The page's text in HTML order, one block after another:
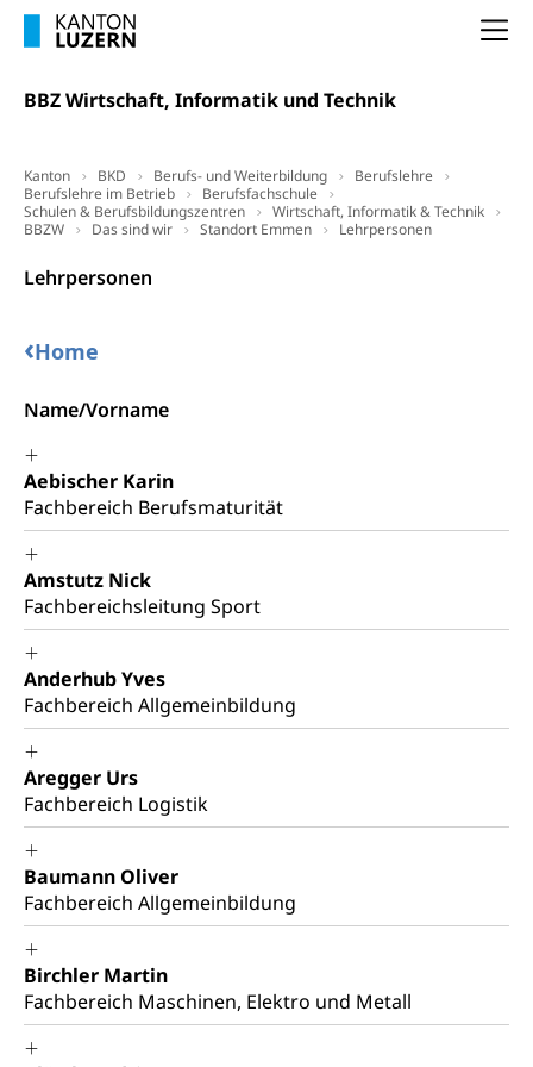
BBZ Wirtschaft, Informatik und Technik
Kanton BKD Berufs- und Weiterbildung
Berufslehre
Berufslehre im Betrieb
Berufsfachschule
Schulen & Berufsbildungszentren
Wirtschaft, Informatik & Technik
BBZW
Das sind wir Standort Emmen Lehrpersonen
Lehrpersonen
‹Home
Name/Vorname
Aebischer Karin
Fachbereich Berufsmaturität
Amstutz Nick
Fachbereichsleitung Sport
Anderhub Yves
Fachbereich Allgemeinbildung
Aregger Urs
Fachbereich Logistik
Baumann Oliver
Fachbereich Allgemeinbildung
Birchler Martin
Fachbereich Maschinen, Elektro und Metall
Jugend+Sport
Sportförderung
Haustiere, Heimtiere, Wildtiere, Veterinärmedizin,
Hobbytierhaltung und Bienen
Veterinärdienst
Bestattung, Beerdigung, Testament, Erbrecht,
Erbschaft, Todesschein, Todesanzeige,
Zivilstandsamt, Erben, Erbenliste
Militär, Militärdienst, Militärdienstpflicht,
Wehrpflichtersatz, Wehrpflichtersatzabgabe
Militär
Erwerbsausfallentschädigung (WAS Luzern)
Bevölkerungsschutz
Katastrophenschutz, Katastrophenhilfe, Polizei,
Feuerwehr, Gesundheitswesen, technische Betriebe,
Alarmierung, Sirenentest
Kantonaler Führungsstab
Polizei
Ordnungskräfte, Sicherheit, öffentliche Ordnung
Versorgung
Vorratshaltung, Vorrat
Waffenerwerbsschein, Waffenschein, Waffenbüro,
Waffentragen, Selbstverteidigung
Waffen, Sprengstoffe und Pyrotechnik
Zivildienst
Militärdienst
Bundesamt für Zivildienst ZIVI